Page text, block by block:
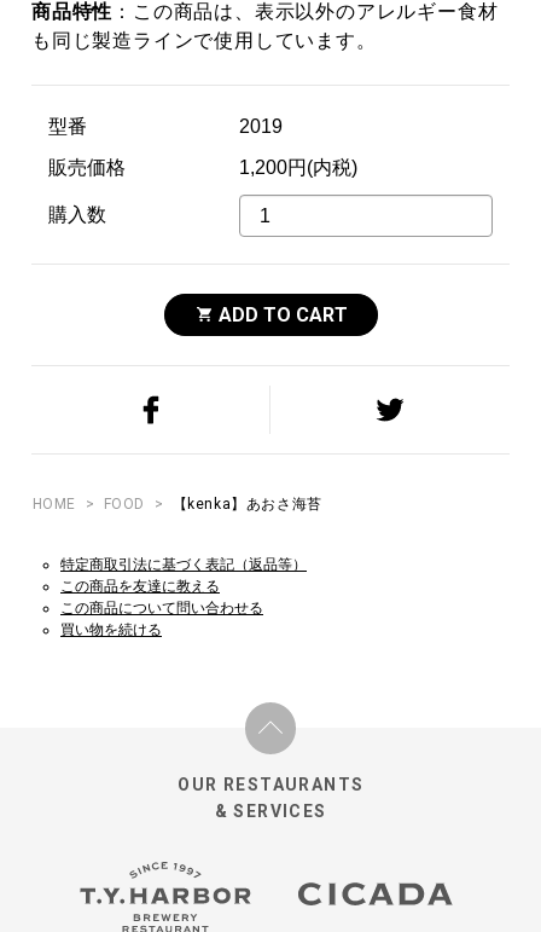
商品特性 ：この商品は、表示以外のアレルギー食材
も同じ製造ラインで使用しています。
型番
2019
販売価格
1,200円(内税)
購入数
ADD TO CART
HOME > FOOD > 【kenka】あおさ海苔
特定商取引法に基づく表記（返品等）
この商品を友達に教える
この商品について問い合わせる
買い物を続ける
OUR RESTAURANTS
& SERVICES